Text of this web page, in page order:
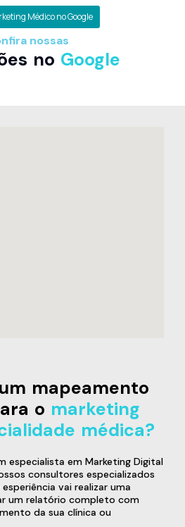
Médico no Google
nossas
no Google
mapeamento
o marketing
médica?
especialista em Marketing Digital
consultores especializados
vai realizar uma
um relatório completo com
da sua clínica ou